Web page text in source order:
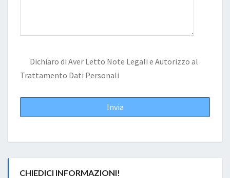
Dichiaro di Aver Letto Note Legali e Autorizzo al
Trattamento Dati Personali
CHIEDICI INFORMAZIONI!